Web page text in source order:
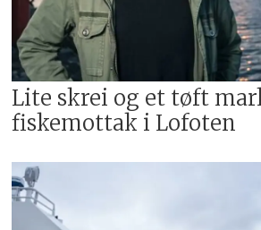
Lite skrei og et tøft
fiskemottak i Lofoten